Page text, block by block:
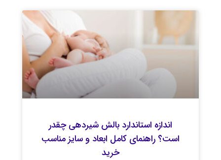
اندازه استاندارد بالش شیردهی چقدر
است؟ راهنمای کامل ابعاد و سایز مناسب
خرید